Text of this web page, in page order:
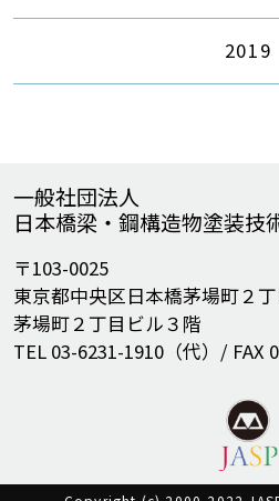
2019
一般社団法人
日本橋梁・鋼構造物塗装技
〒103-0025
東京都中央区日本橋茅場町２
茅場町２丁目ビル３階
TEL 03-6231-1910（代）/ FAX